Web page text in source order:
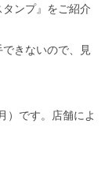
ンプ』をご紹介
きないので、見
）です。店舗によ